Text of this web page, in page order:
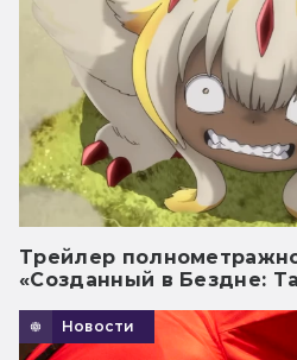
Трейлер
«Созданный в Бездне:
Новости